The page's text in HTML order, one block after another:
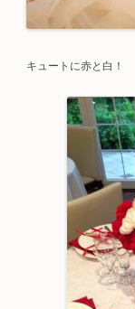
キュートに赤と白！